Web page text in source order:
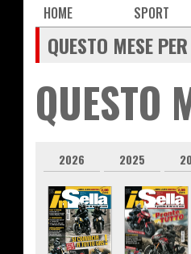
Main
navigation
HOME SPORT
QUESTO MESE
QUESTO
2026 2025